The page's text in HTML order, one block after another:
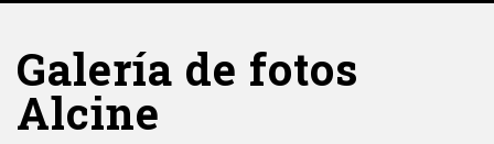
Galería de fotos
Alcine